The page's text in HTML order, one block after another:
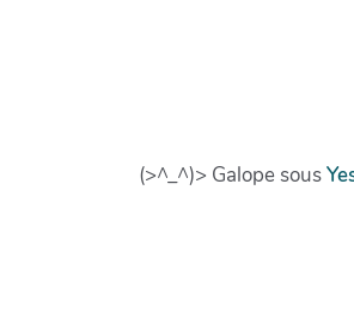
(>^_^)> Galope sous